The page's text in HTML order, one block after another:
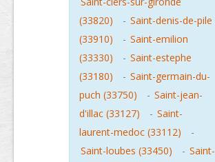
(33820)
- Saint-denis-de-pile
(33910)
- Saint-emilion
(33330)
- Saint-estephe
(33180)
- Saint-germain-du-
puch (33750)
- Saint-jean-
d'illac (33127)
- Saint-
laurent-medoc (33112)
-
Saint-loubes (33450)
- Saint-